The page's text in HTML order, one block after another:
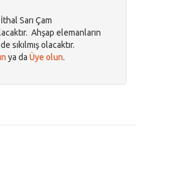
Sarı Çam
Ahşap elemanların
sıkılmış olacaktır.
ya da Üye olun.